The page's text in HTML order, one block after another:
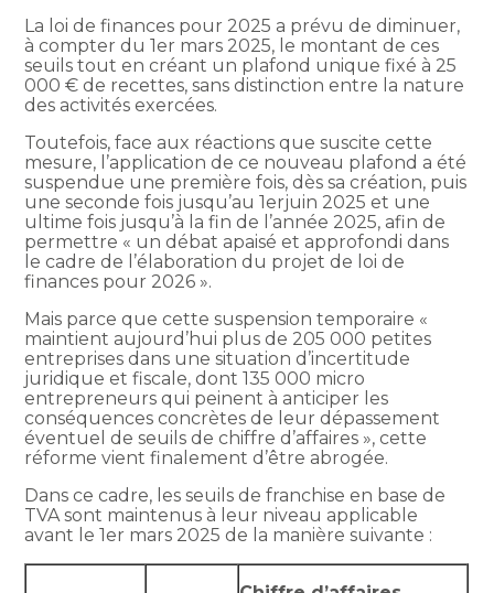
La loi de finances pour 2025 a prévu de diminuer,
à compter du 1er mars 2025, le montant de ces
seuils tout en créant un plafond unique fixé à 25
000 € de recettes, sans distinction entre la nature
des activités exercées.
Toutefois, face aux réactions que suscite cette
mesure, l’application de ce nouveau plafond a été
suspendue une première fois, dès sa création, puis
une seconde fois jusqu’au 1erjuin 2025 et une
ultime fois jusqu’à la fin de l’année 2025, afin de
permettre « un débat apaisé et approfondi dans
le cadre de l’élaboration du projet de loi de
finances pour 2026 ».
Mais parce que cette suspension temporaire «
maintient aujourd’hui plus de 205 000 petites
entreprises dans une situation d’incertitude
juridique et fiscale, dont 135 000 micro
entrepreneurs qui peinent à anticiper les
conséquences concrètes de leur dépassement
éventuel de seuils de chiffre d’affaires », cette
réforme vient finalement d’être abrogée.
Dans ce cadre, les seuils de franchise en base de
TVA sont maintenus à leur niveau applicable
avant le 1er mars 2025 de la manière suivante :